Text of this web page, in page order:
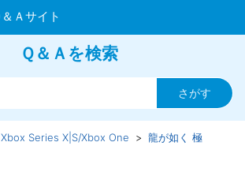
Ｑ＆Ａを検索
Xbox Series X|S/Xbox One 龍が如く 極